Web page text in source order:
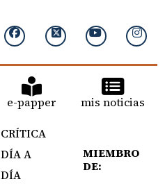
e-papper mis noticias
CRÍTICA
DÍA A
DÍA
MIEMBRO
DE: